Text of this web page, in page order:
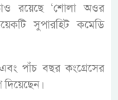
রয়েছে ‘শোলা অওর
সুপারহিট কমেডি
পাঁচ বছর কংগ্রেসের